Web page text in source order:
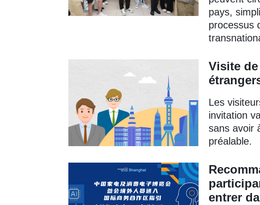
pays,
processus
Visite
Les
invitation
sans avoir
préalable.
entrer